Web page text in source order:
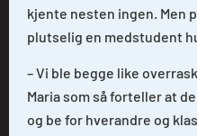
kjente nesten ingen. Men
plutselig en medstudent
– Vi ble begge like
Maria som så forteller at
og be for hverandre og